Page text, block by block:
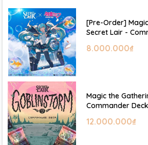
[Pre-Order]
Secret Lair -
8.000.000₫
Magic the
Commander
12.000.000₫